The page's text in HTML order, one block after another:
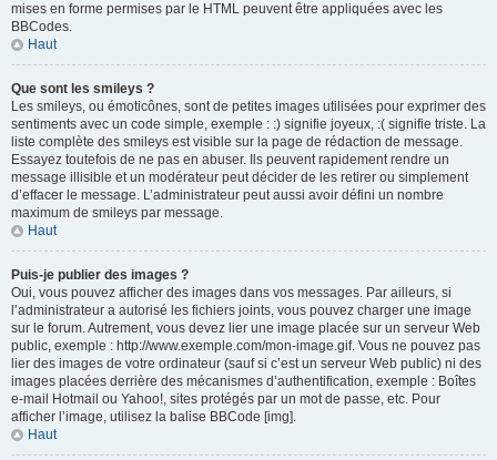
mises en forme permises par le HTML peuvent être appliquées avec les
BBCodes.
Haut
Que sont les smileys ?
Les smileys, ou émoticônes, sont de petites images utilisées pour exprimer des
sentiments avec un code simple, exemple : :) signifie joyeux, :( signifie triste. La
liste complète des smileys est visible sur la page de rédaction de message.
Essayez toutefois de ne pas en abuser. Ils peuvent rapidement rendre un
message illisible et un modérateur peut décider de les retirer ou simplement
d’effacer le message. L’administrateur peut aussi avoir défini un nombre
maximum de smileys par message.
Haut
Puis-je publier des images ?
Oui, vous pouvez afficher des images dans vos messages. Par ailleurs, si
l’administrateur a autorisé les fichiers joints, vous pouvez charger une image
sur le forum. Autrement, vous devez lier une image placée sur un serveur Web
public, exemple : http://www.exemple.com/mon-image.gif. Vous ne pouvez pas
lier des images de votre ordinateur (sauf si c’est un serveur Web public) ni des
images placées derrière des mécanismes d’authentification, exemple : Boîtes
e-mail Hotmail ou Yahoo!, sites protégés par un mot de passe, etc. Pour
afficher l’image, utilisez la balise BBCode [img].
Haut